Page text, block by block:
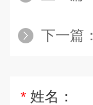
下一篇：
* 姓名：